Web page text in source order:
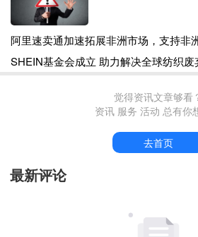
产品的消费者进行全额退款，也就意
需承担104.19美元的损失（以7月末
万人民币）。
“违反了联邦儿童睡衣可燃性标准，
被召回的产品共有黑色、淡紫色、西
色六种颜色，睡衣胸部和下摆饰有白
2023年6月至2024年5月期间，该产
阿里速卖通加速拓展
国本币支付
SHEIN基金会成立
问题和社区赋能
觉得资讯文章够看